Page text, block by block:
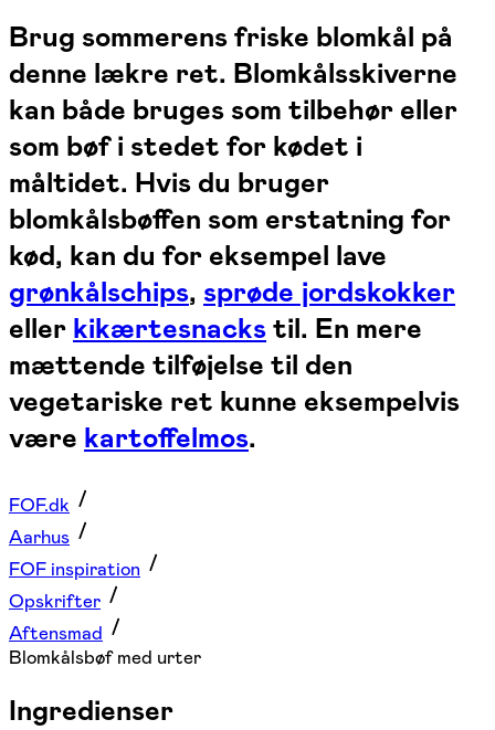
Brug sommerens friske blomkål på
denne lækre ret. Blomkålsskiverne
kan både bruges som tilbehør eller
som bøf i stedet for kødet i
måltidet. Hvis du bruger
blomkålsbøffen som erstatning for
kød, kan du for eksempel lave
grønkålschips, sprøde jordskokker
eller kikærtesnackstil. En mere
mættende tilføjelse til den
vegetariske ret kunne eksempelvis
være kartoffelmos.
FOF.dk
Aarhus
FOF inspiration
Opskrifter
Aftensmad
Blomkålsbøf med urter
Ingredienser